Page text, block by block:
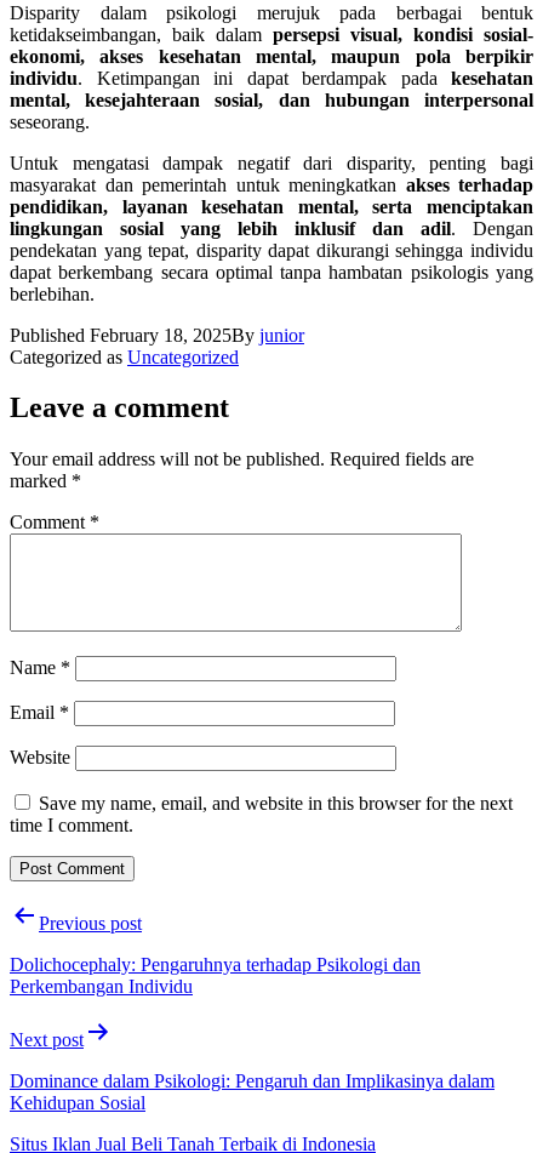
Disparity dalam psikologi merujuk pada berbagai bentuk
ketidakseimbangan, baik dalam persepsi visual, kondisi sosial-
ekonomi, akses kesehatan mental, maupun pola berpikir
individu. Ketimpangan ini dapat berdampak pada kesehatan
mental, kesejahteraan sosial, dan hubungan interpersonal
seseorang.
Untuk mengatasi dampak negatif dari disparity, penting bagi
masyarakat dan pemerintah untuk meningkatkan akses terhadap
pendidikan, layanan kesehatan mental, serta menciptakan
lingkungan sosial yang lebih inklusif dan adil. Dengan
pendekatan yang tepat, disparity dapat dikurangi sehingga individu
dapat berkembang secara optimal tanpa hambatan psikologis yang
berlebihan.
Published February 18, 2025By junior
Categorized as Uncategorized
Leave a comment
Your email address will not be published. Required fields are
marked *
Comment *
Name *
Email *
Website
Save my name, email, and website in this browser for the next
time I comment.
PostPrevious post
Dolichocephaly: Pengaruhnya terhadap Psikologi dan
Perkembangan Individu
Next post
Dominance dalam Psikologi: Pengaruh dan Implikasinya dalam
Kehidupan Sosial
Situs Iklan Jual Beli Tanah Terbaik di Indonesia